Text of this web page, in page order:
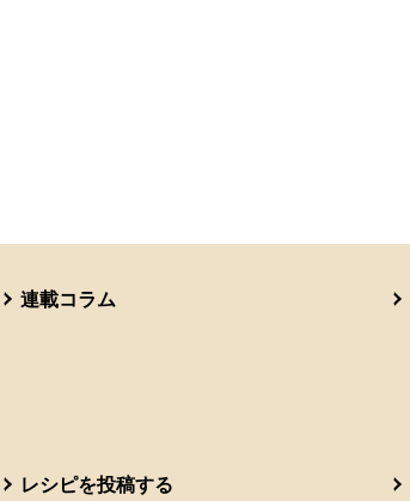
連載コラム
レシピを投稿する